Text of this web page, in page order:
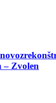
– Zvolen